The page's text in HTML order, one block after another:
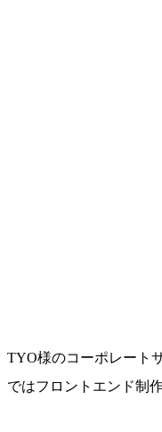
TYO様のコーポレート
ではフロントエンド制